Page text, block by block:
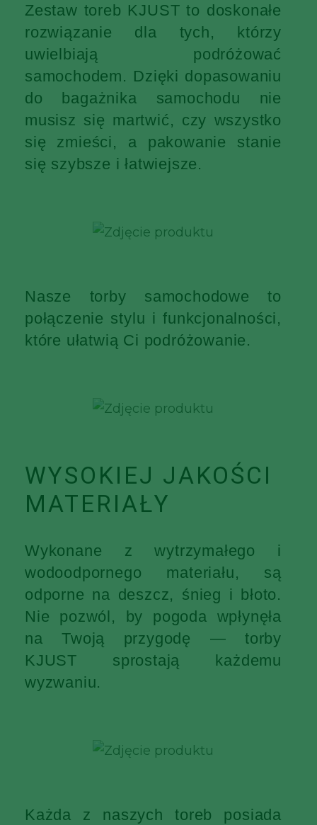
Zestaw toreb KJUST to doskonałe
rozwiązanie dla tych, którzy
uwielbiają podróżować
samochodem. Dzięki dopasowaniu
do bagażnika samochodu nie
musisz się martwić, czy wszystko
się zmieści, a pakowanie stanie
się szybsze i łatwiejsze.
Nasze torby samochodowe to
połączenie stylu i funkcjonalności,
które ułatwią Ci podróżowanie.
WYSOKIEJ JAKOŚCI
MATERIAŁY
Wykonane z wytrzymałego i
wodoodpornego materiału, są
odporne na deszcz, śnieg i błoto.
Nie pozwól, by pogoda wpłynęła
na Twoją przygodę — torby
KJUST sprostają każdemu
wyzwaniu.
Każda z naszych toreb posiada